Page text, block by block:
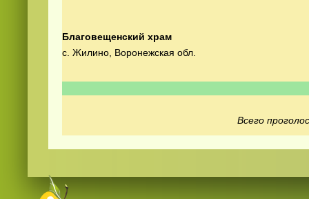
Благовещенский храм
с. Жилино, Воронежская обл.
Всего
видеоонлайн